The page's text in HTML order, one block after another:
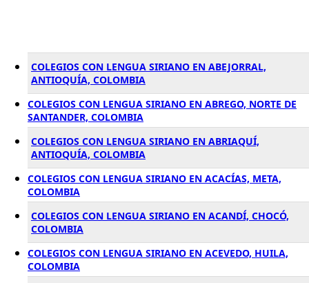
COLEGIOS CON LENGUA SIRIANO EN ABEJORRAL,
ANTIOQUÍA, COLOMBIA
COLEGIOS CON LENGUA SIRIANO EN ABREGO, NORTE DE
SANTANDER, COLOMBIA
COLEGIOS CON LENGUA SIRIANO EN ABRIAQUÍ,
ANTIOQUÍA, COLOMBIA
COLEGIOS CON LENGUA SIRIANO EN ACACÍAS, META,
COLOMBIA
COLEGIOS CON LENGUA SIRIANO EN ACANDÍ, CHOCÓ,
COLOMBIA
COLEGIOS CON LENGUA SIRIANO EN ACEVEDO, HUILA,
COLOMBIA